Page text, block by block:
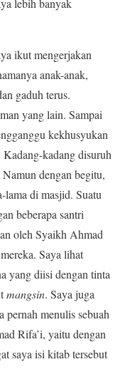
lebih banyak
ikut mengerjakan
anak-anak,
gaduh terus.
yang lain. Sampai
kekhusyukan
kadang disuruh
dengan begitu,
lama di masjid. Suatu
beberapa santri
oleh Syaikh Ahmad
Saya lihat
yang diisi dengan tinta
mangsin. Saya juga
pernah menulis sebuah
Rifa’i, yaitu dengan
saya isi kitab tersebut